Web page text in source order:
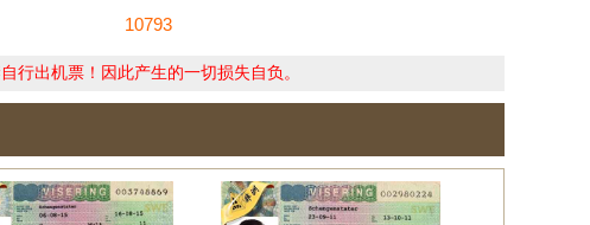
10793
行出机票！因此产生的一切损失自负。